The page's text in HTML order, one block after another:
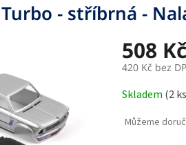
- stříbrná -
508 Kč
420 Kč bez
cena:
Skladem (2 ks
Můžeme